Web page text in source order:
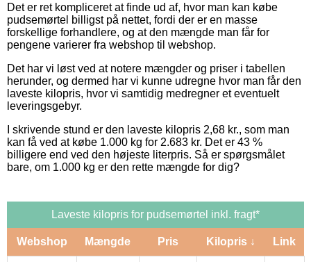
Det er ret kompliceret at finde ud af, hvor man kan købe
pudsemørtel billigst på nettet, fordi der er en masse
forskellige forhandlere, og at den mængde man får for
pengene varierer fra webshop til webshop.
Det har vi løst ved at notere mængder og priser i tabellen
herunder, og dermed har vi kunne udregne hvor man får den
laveste kilopris, hvor vi samtidig medregner et eventuelt
leveringsgebyr.
I skrivende stund er den laveste kilopris 2,68 kr., som man
kan få ved at købe 1.000 kg for 2.683 kr. Det er 43 %
billigere end ved den højeste literpris. Så er spørgsmålet
bare, om 1.000 kg er den rette mængde for dig?
Laveste kilopris for pudsemørtel inkl. fragt*
Webshop Mængde Pris Kilopris ↓ Link